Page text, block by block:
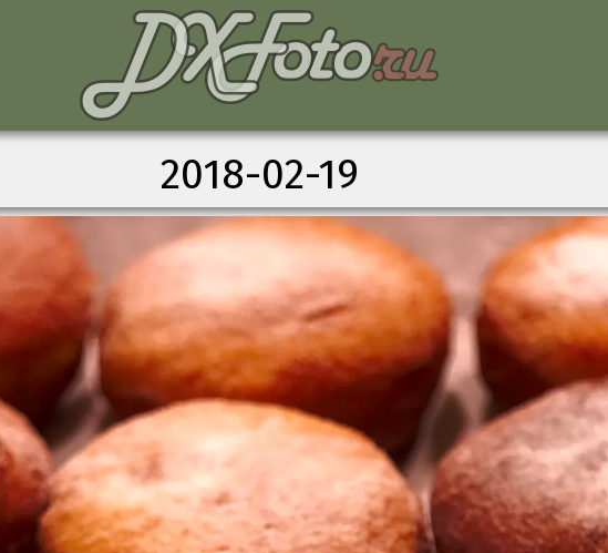
2018-02-19